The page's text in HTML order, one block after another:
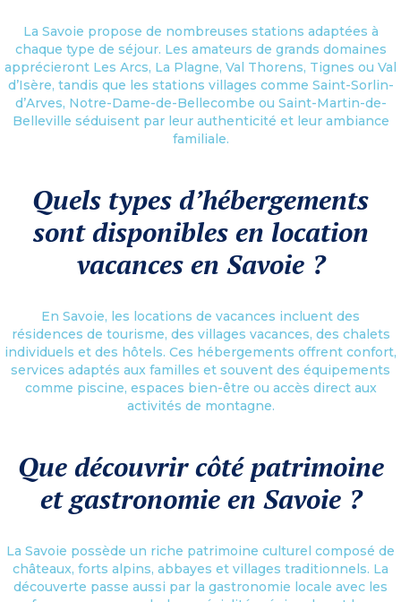
La Savoie propose de nombreuses stations adaptées à
chaque type de séjour. Les amateurs de grands domaines
apprécieront Les Arcs, La Plagne, Val Thorens, Tignes ou Val
d’Isère, tandis que les stations villages comme Saint-Sorlin-
d’Arves, Notre-Dame-de-Bellecombe ou Saint-Martin-de-
Belleville séduisent par leur authenticité et leur ambiance
familiale.
Quels types d’hébergements
sont disponibles en location
vacances en Savoie ?
En Savoie, les locations de vacances incluent des
résidences de tourisme, des villages vacances, des chalets
individuels et des hôtels. Ces hébergements offrent confort,
services adaptés aux familles et souvent des équipements
comme piscine, espaces bien-être ou accès direct aux
activités de montagne.
Que découvrir côté patrimoine
et gastronomie en Savoie ?
La Savoie possède un riche patrimoine culturel composé de
châteaux, forts alpins, abbayes et villages traditionnels. La
découverte passe aussi par la gastronomie locale avec les